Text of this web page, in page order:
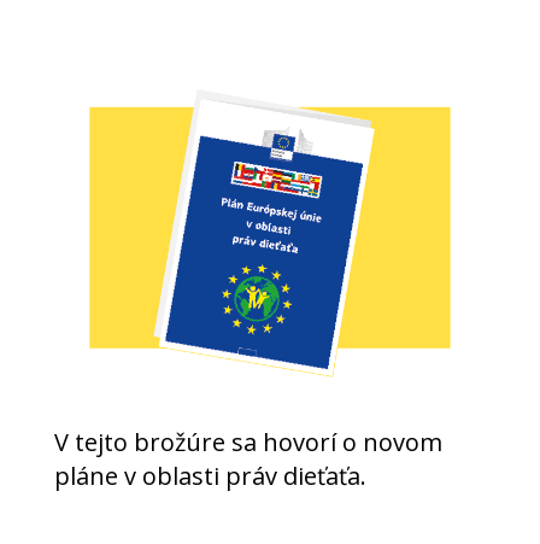
V tejto brožúre sa hovorí o novom
pláne v oblasti práv dieťaťa.